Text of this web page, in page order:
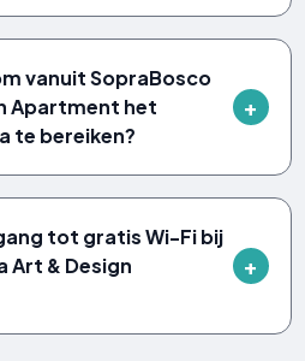
vanuit SopraBosco
Apartment het
te bereiken?
tot gratis Wi-Fi bij
Art & Design